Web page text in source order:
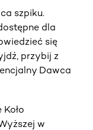
szpiku.
dla
się
przybij z
Dawca
w